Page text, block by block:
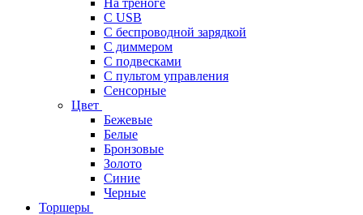
На треноге
С USB
С беспроводной зарядкой
С диммером
С подвесками
С пультом управления
Сенсорные
Цвет
Бежевые
Белые
Бронзовые
Золото
Синие
Черные
Торшеры